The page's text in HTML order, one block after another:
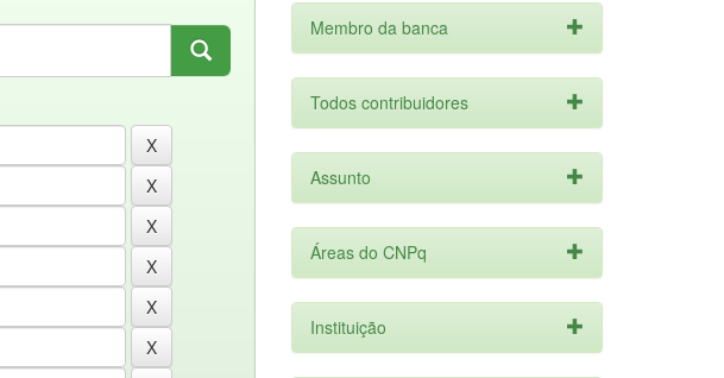
Membro da banca
Todos contribuidores
Assunto
Áreas do CNPq
Instituição